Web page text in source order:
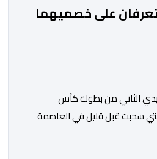
على خصميهما
الثاني من بطولة كأس
التي سحبت قبل قليل في العاصمة